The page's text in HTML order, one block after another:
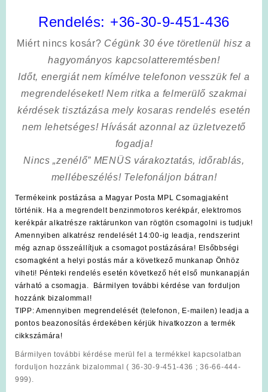
Rendelés: +36-30-9-451-436
Miért nincs kosár? Cégünk 30 éve töretlenül hisz a
hagyományos kapcsolatteremtésben!
Időt, energiát nem kímélvetelefonon vesszük fel a
megrendeléseket! Nem ritka a felmerülő szakmai
kérdések tisztázása mely kosaras rendelés esetén
nem lehetséges! Hívását azonnal az üzletvezető
fogadja!
Nincs „zenélő” MENÜS várakoztatás, időrablás,
mellébeszélés! Telefonáljon bátran!
Termékeink postázása a Magyar Posta MPL Csomagjaként
történik. Ha a megrendelt benzinmotoros kerékpár, elektromos
kerékpár alkatrésze raktárunkon van rögtön csomagolni is tudjuk!
Amennyiben alkatrész rendelését 14:00-ig leadja, rendszerint
még aznap összeállítjuk a csomagot postázására! Elsőbbségi
csomagként a helyi postás már a következő munkanap Önhöz
viheti! Pénteki rendelés esetén következő hét első munkanapján
várható a csomagja. Bármilyen további kérdése van forduljon
hozzánk bizalommal!
TIPP: Amennyiben megrendelését (telefonon, E-mailen) leadja a
pontos beazonosítás érdekében kérjük hivatkozzon a termék
cikkszámára!
Bármilyen további kérdése merül fel a termékkel kapcsolatban
forduljon hozzánk bizalommal ( 36-30-9-451-436 ; 36-66-444-
999).